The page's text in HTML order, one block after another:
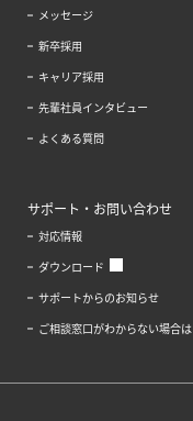
メッセージ
新卒採用
キャリア採用
先輩社員インタビュー
よくある質問
サポート・お問い合わせ
対応情報
ダウンロード
サポートからのお知らせ
ご相談窓口がわからない場合は